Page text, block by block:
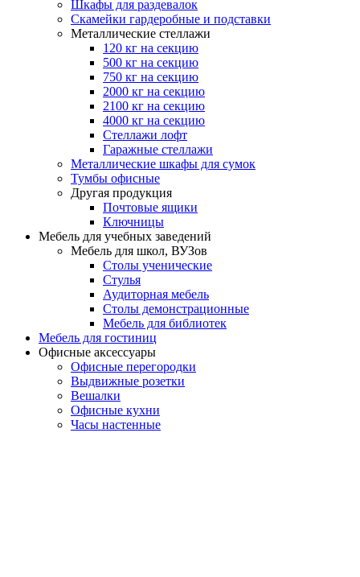
Шкафы для раздевалок
Скамейки гардеробные и подставки
Металлические стеллажи
120 кг на секцию
500 кг на секцию
750 кг на секцию
2000 кг на секцию
2100 кг на секцию
4000 кг на секцию
Стеллажи лофт
Гаражные стеллажи
Металлические шкафы для сумок
Тумбы офисные
Другая продукция
Почтовые ящики
Ключницы
Мебель для учебных заведений
Мебель для школ, ВУЗов
Столы ученические
Стулья
Аудиторная мебель
Столы демонстрационные
Мебель для библиотек
Мебель для гостиниц
Офисные аксессуары
Офисные перегородки
Выдвижные розетки
Вешалки
Офисные кухни
Часы настенные